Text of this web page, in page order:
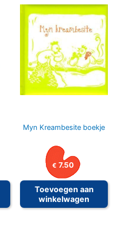
Myn Kreambesite boekje
€ 7.50
Toevoegen aan
winkelwagen